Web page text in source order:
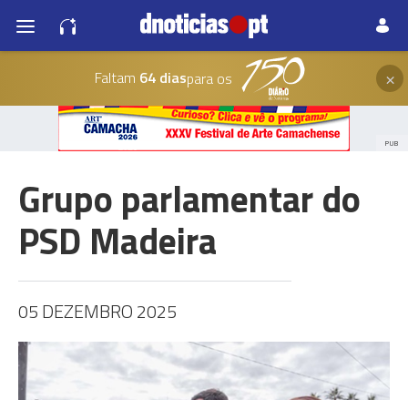
Faltam 64 diaspara os ×
PUB
Grupo parlamentar do
PSD Madeira
05 DEZEMBRO 2025